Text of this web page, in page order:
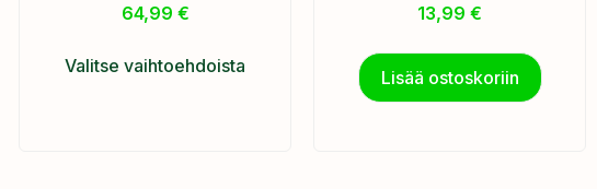
64,99 €
Valitse vaihtoehdoista
13,99€
Lisää ostoskoriin